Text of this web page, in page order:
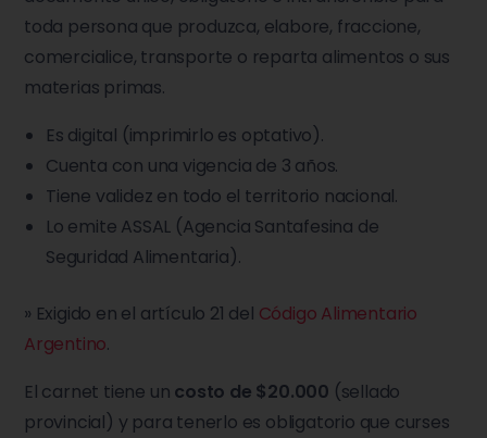
toda persona que produzca, elabore, fraccione,
comercialice, transporte o reparta alimentos o sus
materias primas.
Es digital (imprimirlo es optativo).
Cuenta con una vigencia de 3 años.
Tiene validez en todo el territorio nacional.
Lo emite ASSAL (Agencia Santafesina de
Seguridad Alimentaria).
» Exigido en el artículo 21 del Código Alimentario
Argentino.
El carnet tiene un costo de $20.000 (sellado
provincial) y para tenerlo es obligatorio que curses